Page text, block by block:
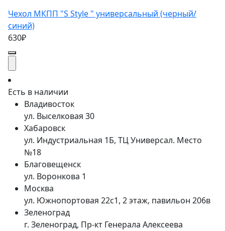
Чехол МКПП "S Style " универсальный (черный/
синий)
630₽
Есть в наличии
Владивосток
ул. Выселковая 30
Хабаровск
ул. Индустриальная 1Б, ТЦ Универсал. Место
№18
Благовещенск
ул. Воронкова 1
Москва
ул. Южнопортовая 22с1, 2 этаж, павильон 206в
Зеленоград
г. Зеленоград, Пр-кт Генерала Алексеева